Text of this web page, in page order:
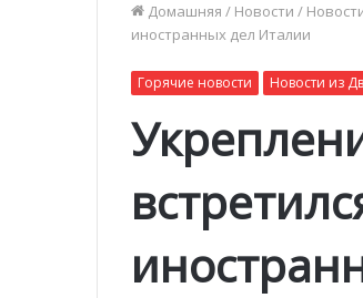
Домашняя / Новости /
иностранных дел Италии
Горячие новости Новости из